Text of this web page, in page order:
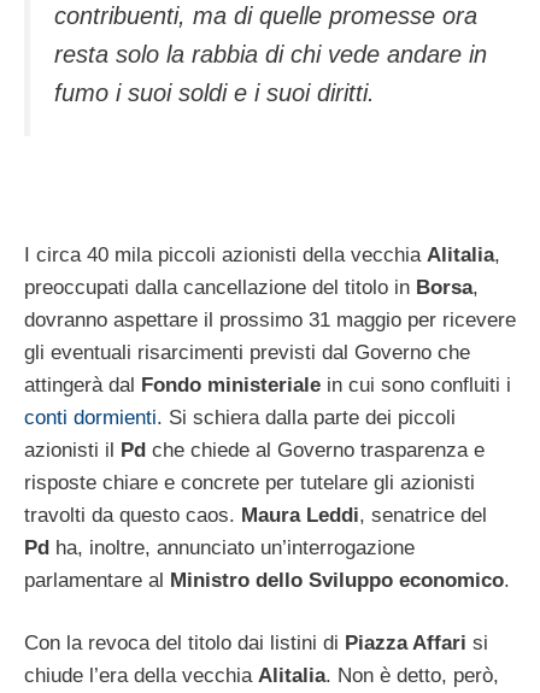
contribuenti, ma di quelle promesse ora
resta solo la rabbia di chi vede andare in
fumo i suoi soldi e i suoi diritti.
I circa 40 mila piccoli azionisti della vecchia Alitalia,
preoccupati dalla cancellazione del titolo in Borsa,
dovranno aspettare il prossimo 31 maggio per ricevere
gli eventuali risarcimenti previsti dal Governo che
attingerà dal Fondo ministeriale in cui sono confluiti i
conti dormienti. Si schiera dalla parte dei piccoli
azionisti il Pd che chiede al Governo trasparenza e
risposte chiare e concrete per tutelare gli azionisti
travolti da questo caos. Maura Leddi, senatrice del
Pd ha, inoltre, annunciato un’interrogazione
parlamentare al Ministro dello Sviluppo economico.
Con la revoca del titolo dai listini di Piazza Affari si
chiude l’era della vecchia Alitalia. Non è detto, però,